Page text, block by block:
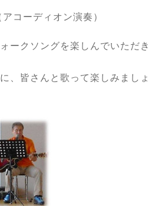
コーディオン演奏）
ークソングを楽しんでいただき
、皆さんと歌って楽しみましょ